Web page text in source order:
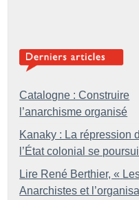
Catalogne : Construire
l’anarchisme organisé
Kanaky : La répression
l’État colonial se
Lire René Berthier, «
Anarchistes et